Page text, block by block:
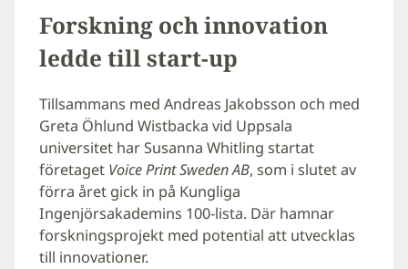
Forskning och innovation
ledde till start-up
Tillsammans med Andreas Jakobsson och med
Greta Öhlund Wistbacka vid Uppsala
universitet har Susanna Whitling startat
företaget Voice Print Sweden AB, som i slutet av
förra året gick in på Kungliga
Ingenjörsakademins 100-lista. Där hamnar
forskningsprojekt med potential att utvecklas
till innovationer.